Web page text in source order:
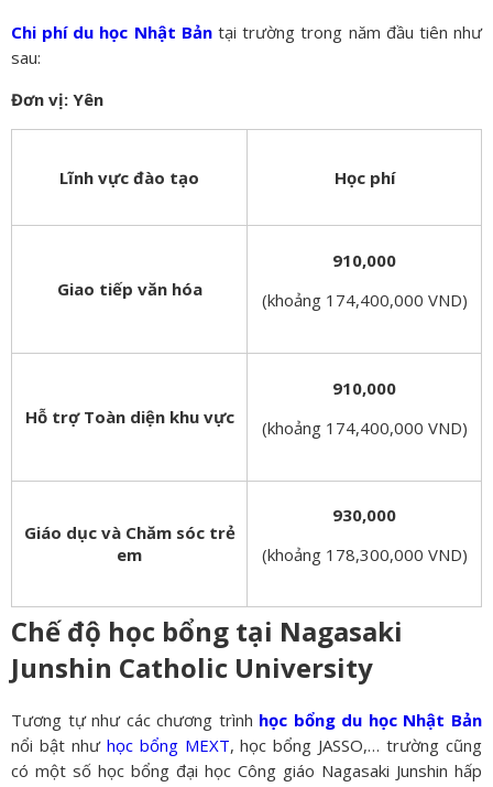
Chi phí du học Nhật Bảntại trường trong năm đầu tiên như
sau:
Đơn vị: Yên
Lĩnh vực đào tạo Học phí
Giao tiếp văn hóa
910,000
(khoảng 174,400,000 VND)
Hỗ trợ Toàn diện khu vực
910,000
(khoảng 174,400,000 VND)
Giáo dục và Chăm sóc trẻ
em
930,000
(khoảng 178,300,000 VND)
Chế độ học bổng tại Nagasaki
Junshin Catholic University
Tương tự như các chương trình học bổng du học Nhật Bản
nổi bật như học bổng MEXT, học bổng JASSO,… trường cũng
có một số học bổng đại học Công giáo Nagasaki Junshin hấp